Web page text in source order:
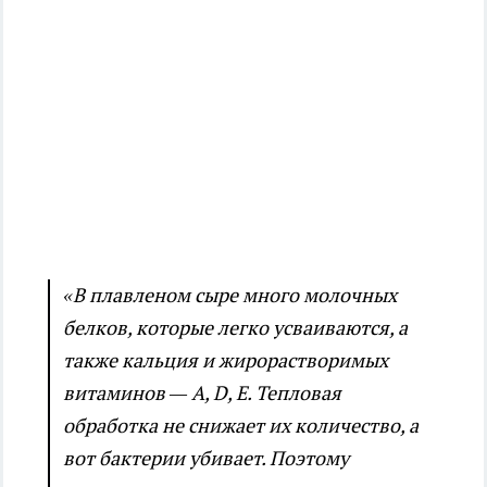
«В плавленом сыре много молочных
белков, которые легко усваиваются, а
также кальция и жирорастворимых
витаминов — A, D, E. Тепловая
обработка не снижает их количество, а
вот бактерии убивает. Поэтому